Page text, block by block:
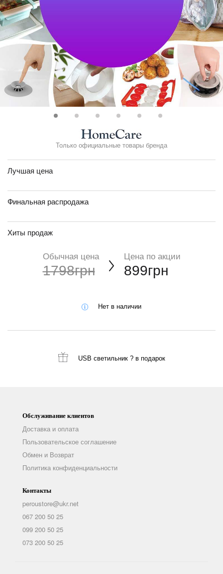
Только официальные товары бренда
Лучшая цена
Финальная распродажа
Хиты продаж
Обычная цена
1798грн
Цена по акции
899грн
Нет в наличии
USB светильник ?в подарок
Обслуживание клиентов
Доставка и оплата
Пользовательское соглашение
Обмен и Возврат
Политика конфиденциальности
Контакты
peroustore@ukr.net
067 200 50 25
099 200 50 25
073 200 50 25